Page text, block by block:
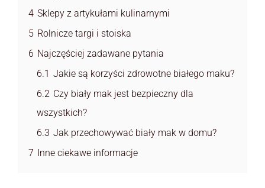
4 Sklepy z artykułami kulinarnymi
5 Rolnicze targi i stoiska
6 Najczęściej zadawane pytania
6.1 Jakie są korzyści zdrowotne białego maku?
6.2 Czy biały mak jest bezpieczny dla
wszystkich?
6.3 Jak przechowywać biały mak w domu?
7
Inne ciekawe informacje